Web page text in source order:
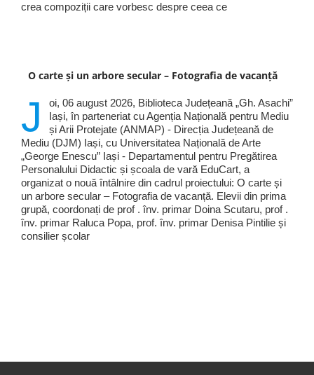
crea compoziții care vorbesc despre ceea ce
O carte și un arbore secular – Fotografia de vacanță
J
oi, 06 august 2026, Biblioteca Județeană „Gh. Asachi”
Iași, în parteneriat cu Agenția Națională pentru Mediu
și Arii Protejate (ANMAP) - Direcția Județeană de
Mediu (DJM) Iași, cu Universitatea Națională de Arte
„George Enescu” Iași - Departamentul pentru Pregătirea
Personalului Didactic și școala de vară EduCart, a
organizat o nouă întâlnire din cadrul proiectului: O carte și
un arbore secular – Fotografia de vacanță. Elevii din prima
grupă, coordonați de prof . înv. primar Doina Scutaru, prof .
înv. primar Raluca Popa, prof. înv. primar Denisa Pintilie și
consilier școlar